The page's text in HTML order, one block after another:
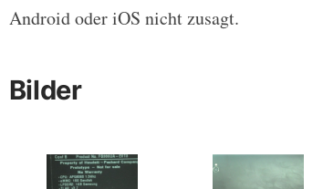
Android oder iOS nicht zusagt.
Bilder